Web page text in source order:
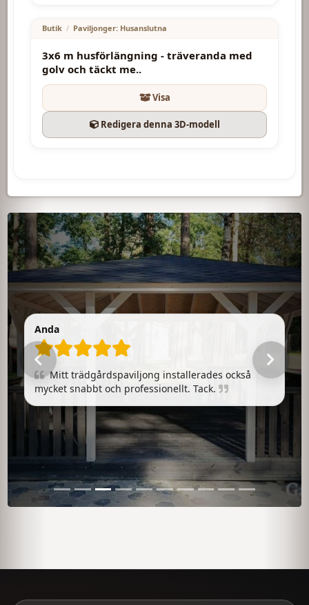
Butik / Paviljonger: Husanslutna
3x6 m husförlängning - träveranda med
golv och täckt me..
Visa
Redigera denna 3D-modell
From Liepaja
Väldigt snabba professionella killar kosmos!
Tack, precis vad vi ville ha, färgen är den bästa!